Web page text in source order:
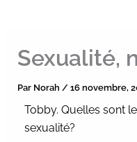
Sexualité,
Par Norah / 16 novembre,
Tobby. Quelles sont
sexualité?